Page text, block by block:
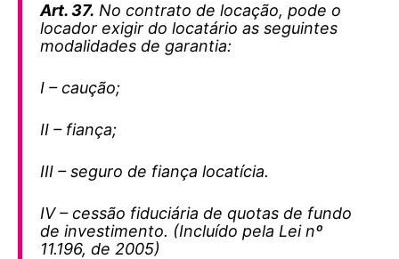
Art. 37. No contrato de locação, pode o
locador exigir do locatário as seguintes
modalidades de garantia:
I – caução;
II – fiança;
III – seguro de fiança locatícia.
IV – cessão fiduciária de quotas de fundo
de investimento. (Incluído pela Lei nº
11.196, de 2005)